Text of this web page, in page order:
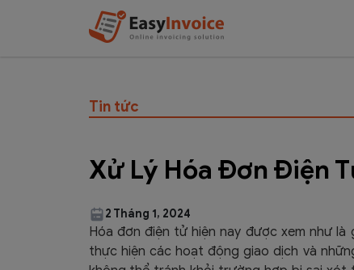
Tin tức
Xử Lý Hóa Đơn Điện
2 Tháng 1, 2024
Hóa đơn điện tử hiện nay được xem như
thực hiện các hoạt động giao dịch và